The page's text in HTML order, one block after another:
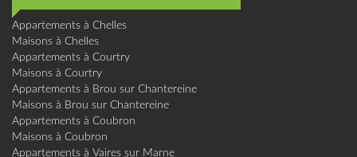
Appartements à Chelles
Maisons à Chelles
Appartements à Courtry
Maisons à Courtry
Appartements à Brou sur Chantereine
Maisons à Brou sur Chantereine
Appartements à Coubron
Maisons à Coubron
Appartements à Vaires sur Marne